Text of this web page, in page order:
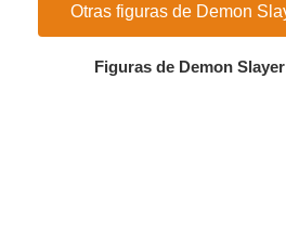
Otras figuras de Demon
Figuras de Demon